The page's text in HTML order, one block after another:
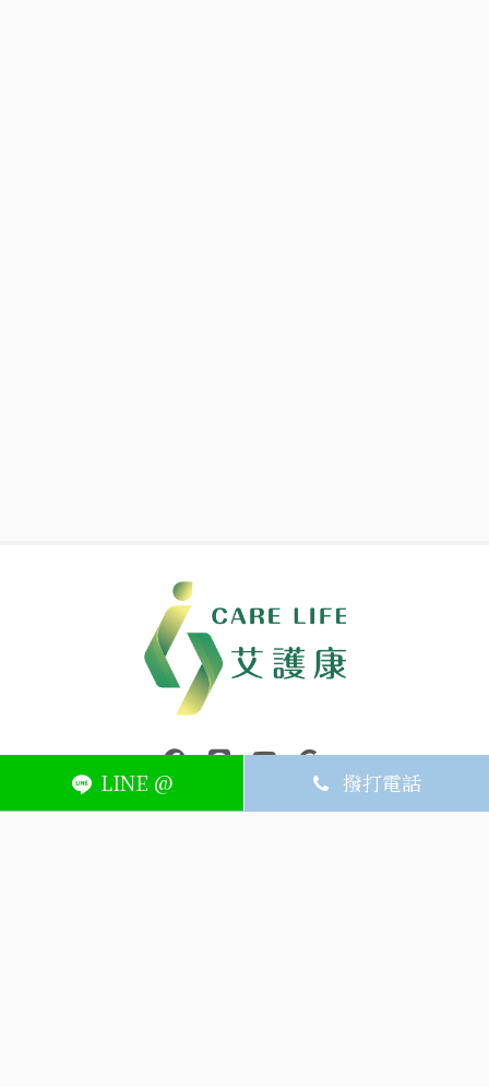
LINE @ 撥打電話
中壢醫療器材｜醫療器材補助｜出院醫療器材｜平鎮醫療器材｜艾
連結到facebook(另開視窗)
連結到Line(另開視窗)
連結到Youtube(另開視窗)
ABOUT